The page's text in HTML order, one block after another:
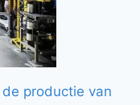
productie van